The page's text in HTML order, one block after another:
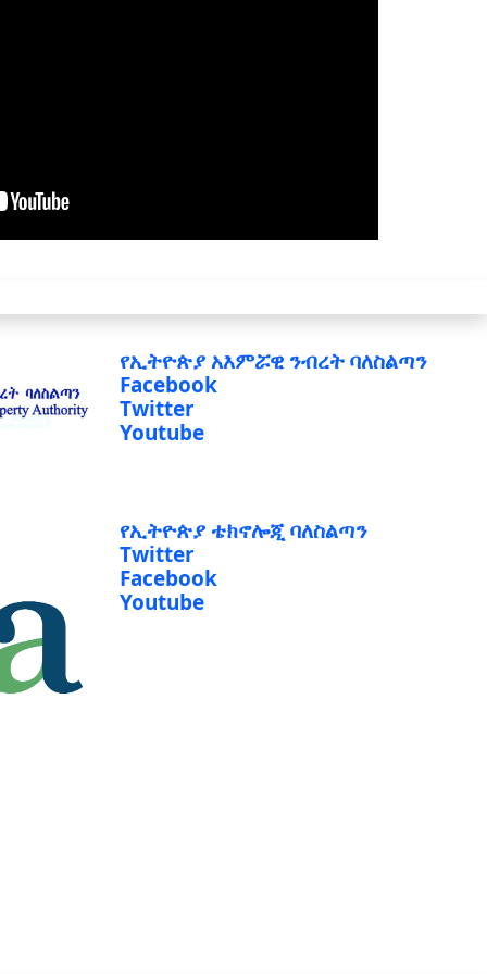
የኢትዮጵያ አእምሯዊ ንብረት ባለስልጣን
Facebook
Twitter
Youtube
የኢትዮጵያ ቴክኖሎጂ ባለስልጣን
Twitter
Facebook
Youtube